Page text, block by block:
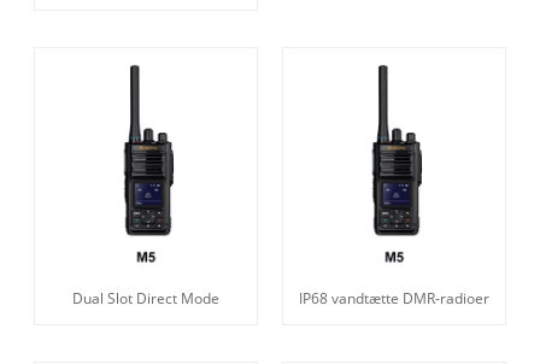
Dual Slot Direct Mode IP68 vandtætte DMR-radioer